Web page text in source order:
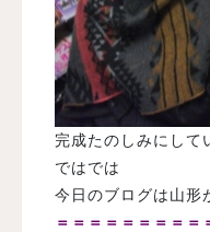
完成たのしみにして
ではでは
今日のブログは山形
＝＝＝＝＝＝＝＝＝